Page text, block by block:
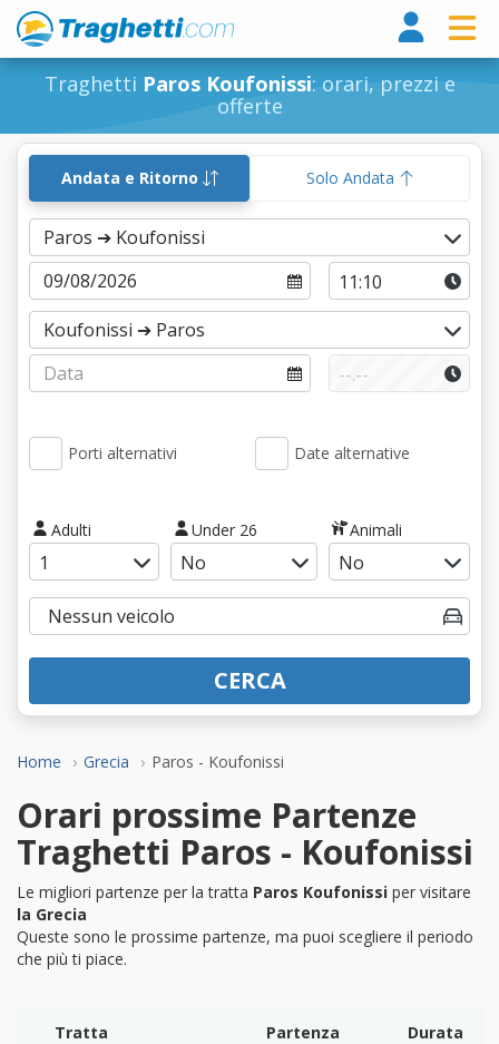
Traghetti Paros Koufonissi: orari, prezzi e
offerte
Home Grecia Paros - Koufonissi
Andata e Ritorno Solo Andata
Porti alternativi Date alternative
Adulti Under 26 Animali
CERCA
Orari prossime Partenze
Traghetti Paros - Koufonissi
Le migliori partenze per la tratta Paros Koufonissi per visitare
la Grecia
Queste sono le prossime partenze, ma puoi scegliere il periodo
che più ti piace.
Tratta Partenza
Durata